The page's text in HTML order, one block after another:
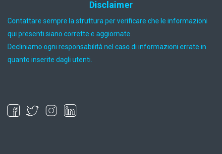
Disclaimer
Contattare sempre la struttura per verificare che le informazioni
qui presenti siano corrette e aggiornate.
Decliniamo ogni responsabilità nel caso di informazioni errate in
quanto inserite dagli utenti.